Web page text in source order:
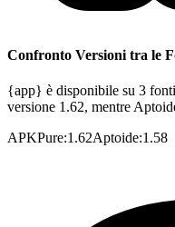
Confronto Versioni tra le
{app} è disponibile su 3
versione 1.62, mentre
APKPure:1.62Aptoide:1.58